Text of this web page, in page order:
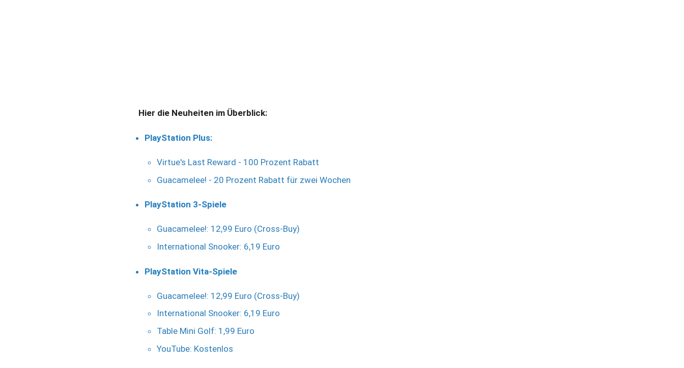
Hier die Neuheiten im Überblick:
PlayStation Plus:
Virtue's Last Reward - 100 Prozent Rabatt
Guacamelee! - 20 Prozent Rabatt für zwei Wochen
PlayStation 3-Spiele
Guacamelee!: 12,99 Euro (Cross-Buy)
International Snooker: 6,19 Euro
PlayStation Vita-Spiele
Guacamelee!: 12,99 Euro (Cross-Buy)
International Snooker: 6,19 Euro
Table Mini Golf: 1,99 Euro
YouTube: Kostenlos